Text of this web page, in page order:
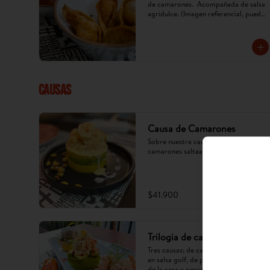
de camarones.  Acompañada de salsa
agridulce. (Imagen referencial, puede
CAUSAS
Causa de Camarones
Sobre nuestra causa; aguacate y
camarones salteados en salsa golf.
$41.900
Trilogia de causas
Tres causas; de camarones salteados
en salsa golf, de pollo en mayonesa